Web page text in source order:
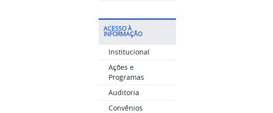
ACESSO À
INFORMAÇÃO
Institucional
Ações e
Programas
Auditoria
Convênios